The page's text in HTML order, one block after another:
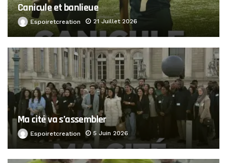
Canicule et banlieue
Espoiretcreation 21 Juillet 2026
Ma cité va s’assembler
Espoiretcreation 5 Juin 2026